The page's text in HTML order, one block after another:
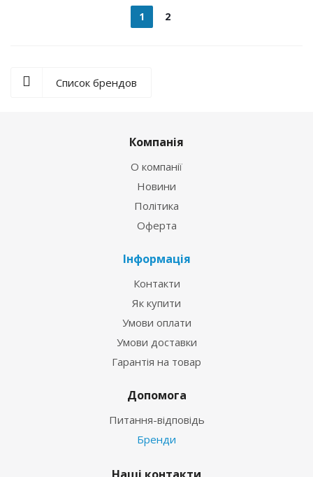
1 2
Список брендов
Компанія
О компанії
Новини
Політика
Оферта
Інформація
Контакти
Як купити
Умови оплати
Умови доставки
Гарантія на товар
Допомога
Питання-відповідь
Бренди